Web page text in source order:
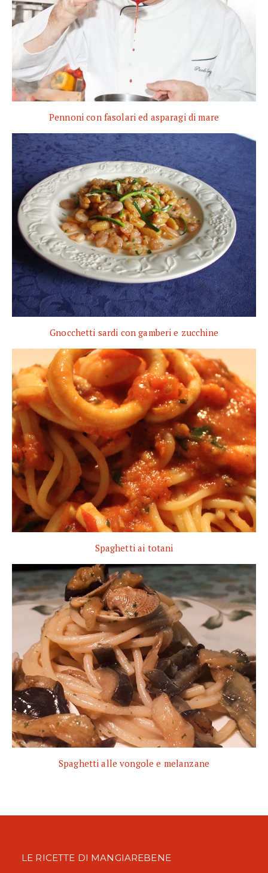
Pennoni con fasolari ed asparagi di mare
Gnocchetti sardi con gamberi e zucchine
Spaghetti ai totani
Spaghetti alle vongole e melanzane
LE RICETTE DI MANGIAREBENE